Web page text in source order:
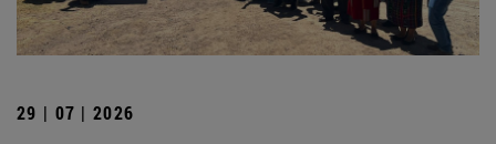
29 | 07 | 2026